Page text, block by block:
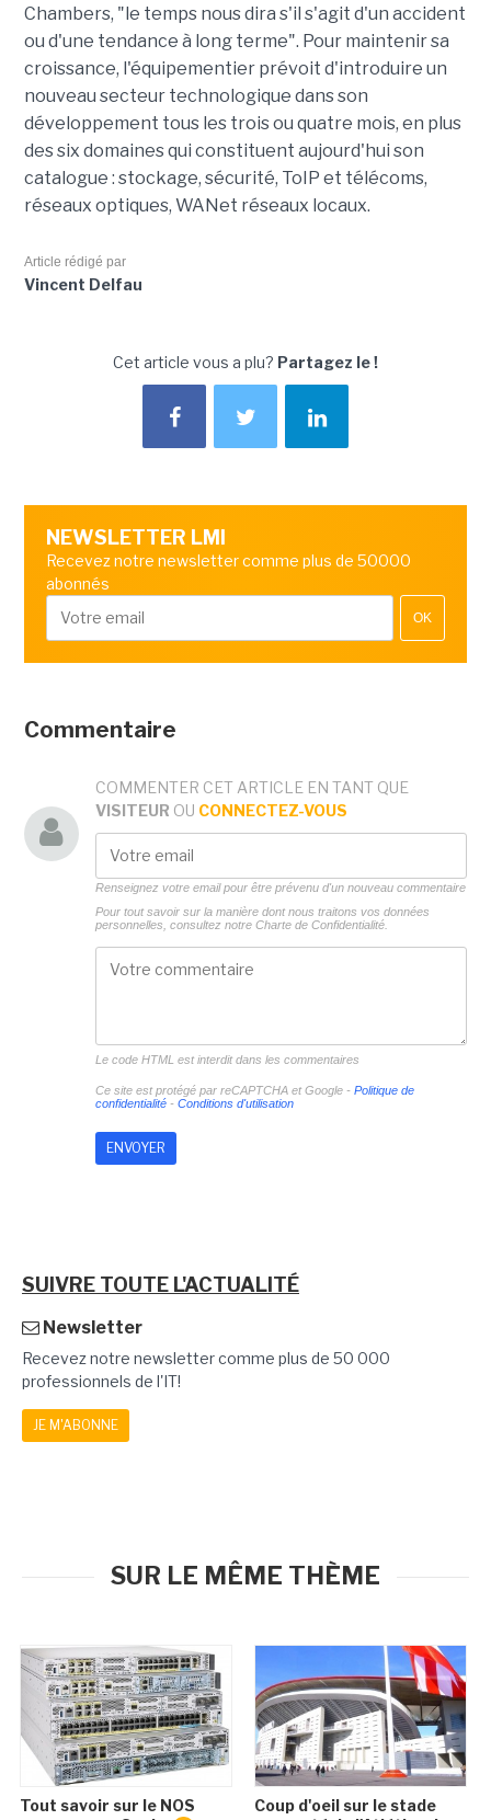
Chambers, "le temps nous dira s'il s'agit d'un accident
ou d'une tendance à long terme". Pour maintenir sa
croissance, l'équipementier prévoit d'introduire un
nouveau secteur technologique dans son
développement tous les trois ou quatre mois, en plus
des six domaines qui constituent aujourd'hui son
catalogue : stockage, sécurité, ToIP et télécoms,
réseaux optiques, WANet réseaux locaux.
Article rédigé par
Vincent Delfau
Cet article vous a plu? Partagez le !
NEWSLETTER LMI
Recevez notre newsletter comme plus de 50000
abonnés
OK
Commentaire
COMMENTER CET ARTICLE EN TANT QUE
VISITEUR OU CONNECTEZ-VOUS
Renseignez votre email pour être prévenu d'un nouveau commentaire
Pour tout savoir sur la manière dont nous traitons vos données
personnelles, consultez notre Charte de Confidentialité.
Le code HTML est interdit dans les commentaires
Ce site est protégé par reCAPTCHA et Google - Politique de
confidentialité- Conditions d'utilisation
SUIVRE TOUTE L'ACTUALITÉ
Newsletter
Recevez notre newsletter comme plus de 50 000
professionnels de l'IT!
JE M'ABONNE
SUR LE MÊME THÈME
Tout savoir sur le NOS
Coup d'oeil sur le stade